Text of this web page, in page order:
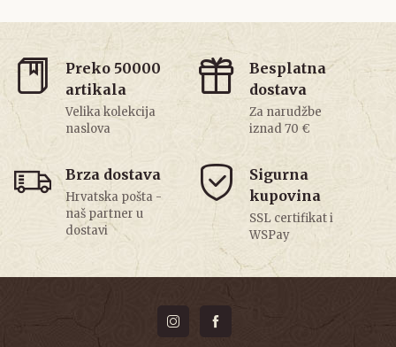
Preko 50000
artikala
Velika kolekcija
naslova
Besplatna
dostava
Za narudžbe
iznad 70 €
Brza dostava
Hrvatska pošta -
naš partner u
dostavi
Sigurna
kupovina
SSL certifikat i
WSPay